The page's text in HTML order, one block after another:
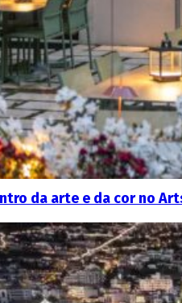
da arte e da cor no